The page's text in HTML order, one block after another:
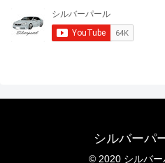
シルバーパ
© 2020 シルバー